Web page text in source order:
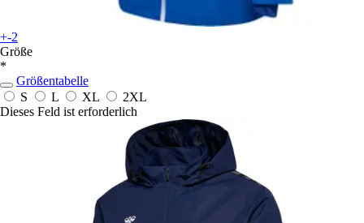
+-2
Größe
*
Größentabelle
S
L XL
2XL
Dieses Feld ist erforderlich